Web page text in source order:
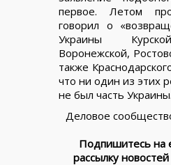
первое. Летом
говорил о
Украины
Воронежской,
также
что ни один из этих
не был часть Украины.
Деловое
Подпишитесь на
рассылку